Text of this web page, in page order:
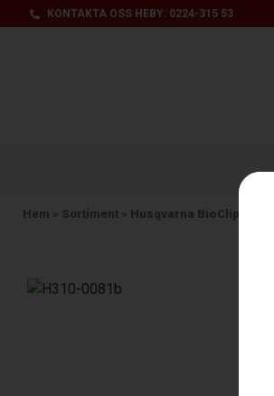
KONTAKTA OSS HEBY: 0224-315 53
Hem » Sortiment » Husqvarna BioClip®-